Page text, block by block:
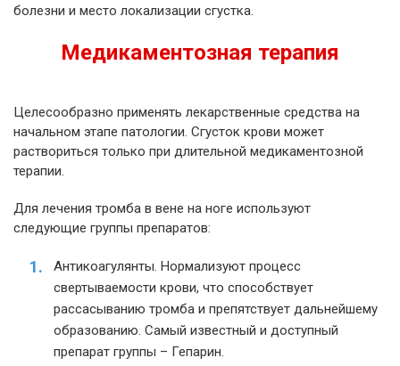
болезни и место локализации сгустка.
Медикаментозная терапия
Целесообразно применять лекарственные средства на
начальном этапе патологии. Сгусток крови может
раствориться только при длительной медикаментозной
терапии.
Для лечения тромба в вене на ноге используют
следующие группы препаратов:
Антикоагулянты. Нормализуют процесс
свертываемости крови, что способствует
рассасыванию тромба и препятствует дальнейшему
образованию. Самый известный и доступный
препарат группы – Гепарин.